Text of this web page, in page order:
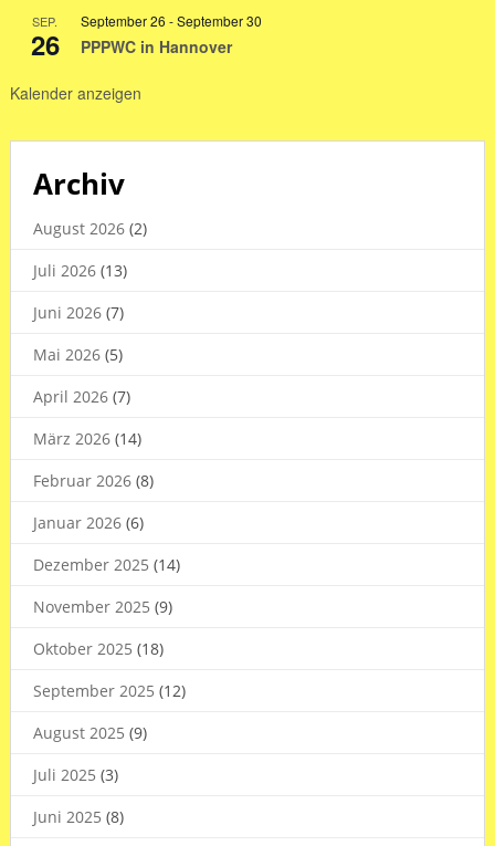
2026
SEP.
26
September 26 -September 30
PPPWC in Hannover
Kalender anzeigen
Archiv
August 2026(2)
Juli 2026(13)
Juni 2026(7)
Mai 2026(5)
April 2026(7)
März 2026(14)
Februar 2026(8)
Januar 2026(6)
Dezember 2025 (14)
November 2025 (9)
Oktober 2025 (18)
September 2025 (12)
August 2025 (9)
Juli 2025 (3)
Juni 2025 (8)